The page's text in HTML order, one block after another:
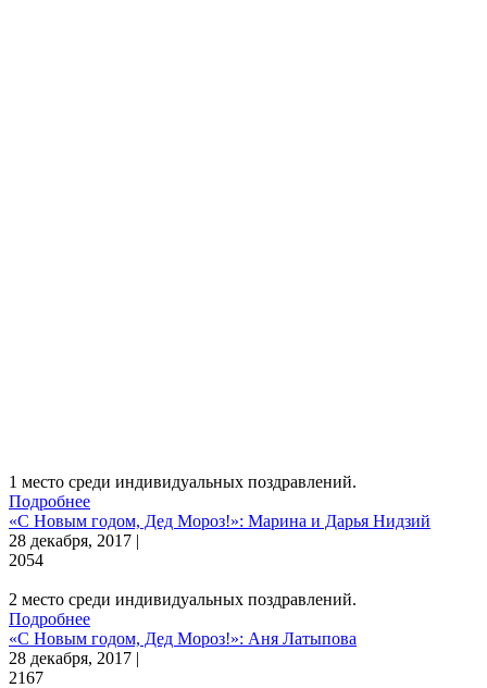
1 место среди индивидуальных поздравлений.
Подробнее
«С Новым годом, Дед Мороз!»: Марина и Дарья Нидзий
28 декабря, 2017 |
2054
2 место среди индивидуальных поздравлений.
Подробнее
«С Новым годом, Дед Мороз!»: Аня Латыпова
28 декабря, 2017 |
2167